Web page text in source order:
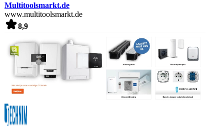
Multitoolsmarkt.de
www.multitoolsmarkt.de
8,9